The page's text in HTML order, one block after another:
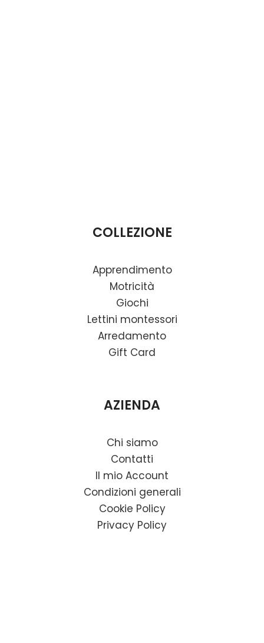
COLLEZIONE
Apprendimento
Motricità
Giochi
Lettini montessori
Arredamento
Gift Card
AZIENDA
Chi siamo
Contatti
Il mio Account
Condizioni generali
Cookie Policy
Privacy Policy